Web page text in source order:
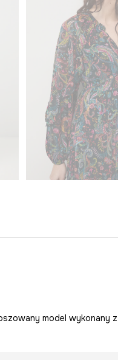
model wykonany